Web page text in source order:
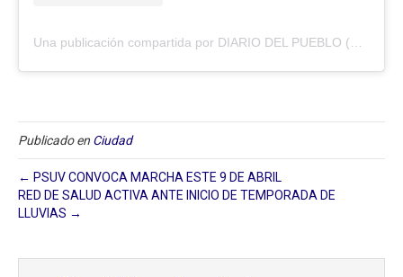
Una publicación compartida por DIARIO DEL PUEBLO (@diariodlpueblo)
Publicado en Ciudad
← PSUV CONVOCA MARCHA ESTE 9 DE ABRIL
RED DE SALUD ACTIVA ANTE INICIO DE TEMPORADA DE
LLUVIAS →